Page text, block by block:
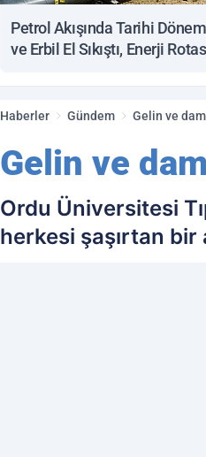
Petrol Akışında Tarihi
ve Erbil El Sıkıştı, Enerji
Haberler Gündem Gelin ve
Gelin ve
Ordu Üniversitesi
herkesi şaşırtan bir